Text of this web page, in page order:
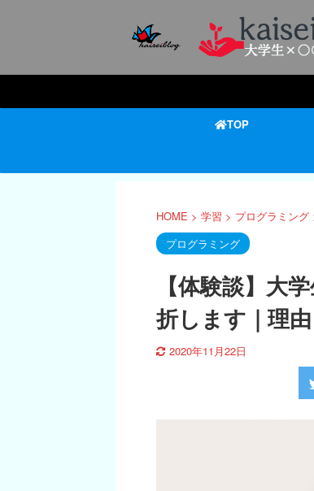
TOP
HOME > 学習 > プログラミング
プログラミング
【体験談】大
折します｜理
2020年11月22日